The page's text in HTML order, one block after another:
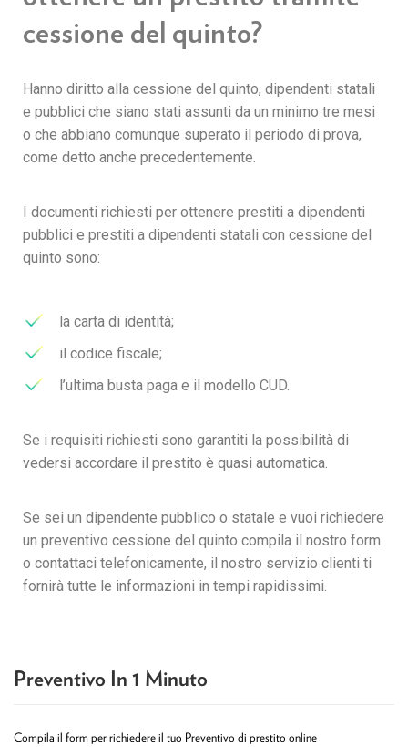
cessione del quinto?
Hanno diritto alla cessione del quinto, dipendenti statali
e pubblici che siano stati assunti da un minimo tre mesi
o che abbiano comunque superato il periodo di prova,
come detto anche precedentemente.
I documenti richiesti per ottenere prestiti a dipendenti
pubblici e prestiti a dipendenti statali con cessione del
quinto sono:
la carta di identità;
il codice fiscale;
l’ultima busta paga e il modello CUD.
Se i requisiti richiesti sono garantiti la possibilità di
vedersi accordare il prestito è quasi automatica.
Se sei un dipendente pubblico o statale e vuoi richiedere
un preventivo cessione del quinto compila il nostro form
o contattaci telefonicamente, il nostro servizio clienti ti
fornirà tutte le informazioni in tempi rapidissimi.
Preventivo In 1 Minuto
Compila il form per richiedere il tuo Preventivo di prestito online